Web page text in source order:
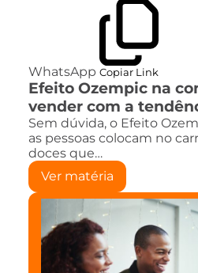
WhatsApp Copiar Link
Efeito Ozempic na
vender com a
Sem dúvida, o Efeito
as pessoas colocam no
doces que…
Ver matéria